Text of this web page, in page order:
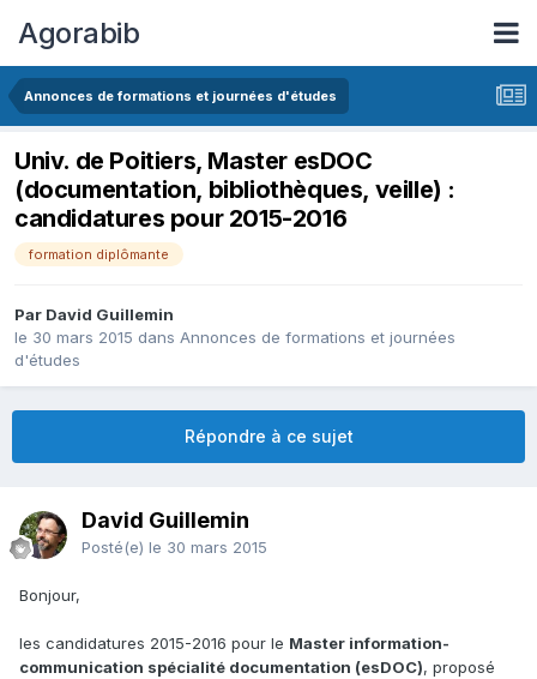
Agorabib
Annonces de formations et journées d'études
Univ. de Poitiers, Master esDOC
(documentation, bibliothèques, veille) :
candidatures pour 2015-2016
formation diplômante
Par David Guillemin
le 30 mars 2015 dans Annonces de formations et journées
d'études
Répondre à ce sujet
David Guillemin
Posté(e) le 30 mars 2015
Bonjour,
les candidatures 2015-2016 pour le Master information-
communication spécialité documentation (esDOC), proposé